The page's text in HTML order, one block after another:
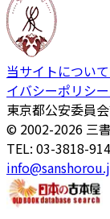
当サイトについて
イバシーポリシー
東京都公安委員
© 2002-2026 三
TEL: 03-3818-